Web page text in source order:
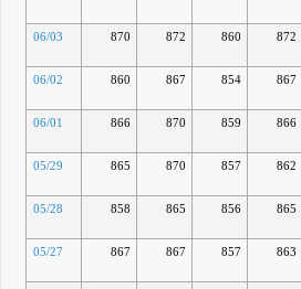
06/03 870 872 860 872
06/02 860 867 854 867
06/01 866 870 859 866
05/29 865 870 857 862
05/28 858 865 856 865
05/27 867 867 857 863